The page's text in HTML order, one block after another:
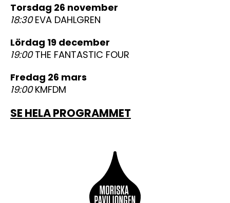
torsdag 26 november
18:30EVA DAHLGREN
lördag 19 december
19:00THE FANTASTIC FOUR
fredag 26 mars
19:00KMFDM
SE HELA PROGRAMMET